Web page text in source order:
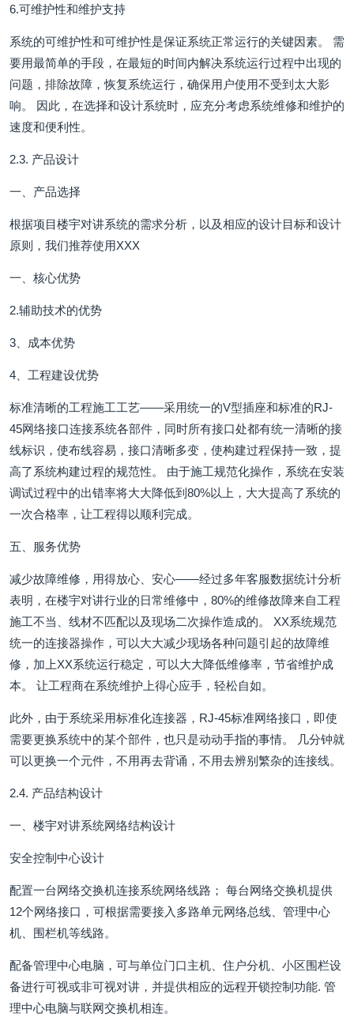
6.可维护性和维护支持
系统的可维护性和可维护性是保证系统正常运行的关键因素。 需
要用最简单的手段，在最短的时间内解决系统运行过程中出现的
问题，排除故障，恢复系统运行，确保用户使用不受到太大影
响。 因此，在选择和设计系统时，应充分考虑系统维修和维护的
速度和便利性。
2.3. 产品设计
一、产品选择
根据项目楼宇对讲系统的需求分析，以及相应的设计目标和设计
原则，我们推荐使用XXX
一、核心优势
2.辅助技术的优势
3、成本优势
4、工程建设优势
标准清晰的工程施工工艺——采用统一的V型插座和标准的RJ-
45网络接口连接系统各部件，同时所有接口处都有统一清晰的接
线标识，使布线容易，接口清晰多变，使构建过程保持一致，提
高了系统构建过程的规范性。 由于施工规范化操作，系统在安装
调试过程中的出错率将大大降低到80%以上，大大提高了系统的
一次合格率，让工程得以顺利完成。
五、服务优势
减少故障维修，用得放心、安心——经过多年客服数据统计分析
表明，在楼宇对讲行业的日常维修中，80%的维修故障来自工程
施工不当、线材不匹配以及现场二次操作造成的。 XX系统规范
统一的连接器操作，可以大大减少现场各种问题引起的故障维
修，加上XX系统运行稳定，可以大大降低维修率，节省维护成
本。 让工程商在系统维护上得心应手，轻松自如。
此外，由于系统采用标准化连接器，RJ-45标准网络接口，即使
需要更换系统中的某个部件，也只是动动手指的事情。 几分钟就
可以更换一个元件，不用再去背诵，不用去辨别繁杂的连接线。
2.4. 产品结构设计
一、楼宇对讲系统网络结构设计
安全控制中心设计
配置一台网络交换机连接系统网络线路； 每台网络交换机提供
12个网络接口，可根据需要接入多路单元网络总线、管理中心
机、围栏机等线路。
配备管理中心电脑，可与单位门口主机、住户分机、小区围栏设
备进行可视或非可视对讲，并提供相应的远程开锁控制功能. 管
理中心电脑与联网交换机相连。